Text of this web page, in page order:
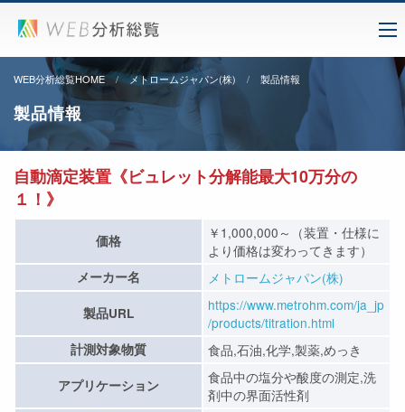
WEB分析総覧HOME メトロームジャパン(株) 製品情報
製品情報
自動滴定装置《ビュレット分解能最大10万分の
１！》
価格
￥1,000,000～（装置・仕様に
より価格は変わってきます）
メーカー名 メトロームジャパン(株)
製品URL
https://www.metrohm.com/ja_jp
/products/titration.html
計測対象物質 食品,石油,化学,製薬,めっき
アプリケーション
食品中の塩分や酸度の測定,洗
剤中の界面活性剤